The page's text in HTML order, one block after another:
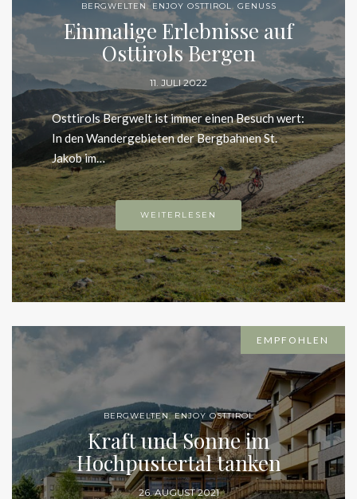
Einmalige Erlebnisse auf
Osttirols Bergen
11. JULI 2022
Osttirols Bergwelt ist immer einen Besuch wert: In
den Wandergebieten der Bergbahnen St. Jakob
im…
WEITERLESEN
EMPFOHLEN
BERGWELTEN
Kraft und Sonne im
Hochpustertal tanken
26. AUGUST 2021